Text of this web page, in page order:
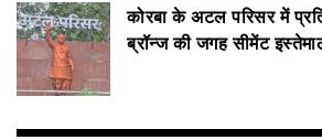
कोरबा के अटल परिसर में
ब्रॉन्ज की जगह सीमेंट